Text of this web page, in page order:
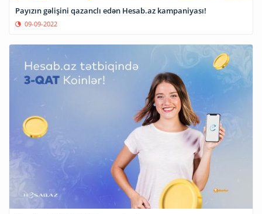
Payızın gəlişini qazanclı edən Hesab.az kampaniyası!
09-09-2022